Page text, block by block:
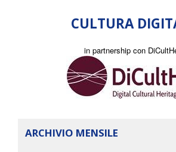
CULTURA
in partnership con
ARCHIVIO MENSILE